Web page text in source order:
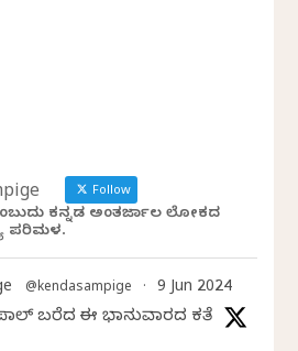
Follow
ಕನ್ನಡ ಅಂತರ್ಜಾಲ ಲೋಕದ
ಪರಿಮಳ.
@kendasampige · 9 Jun 2024
ಬರೆದ ಈ ಭಾನುವಾರದ ಕತೆ